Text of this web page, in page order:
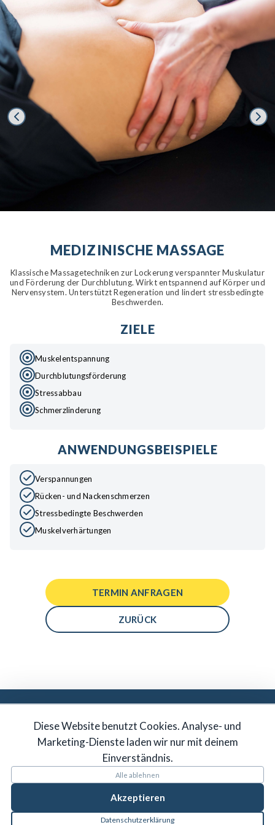
MEDIZINISCHE MASSAGE
Klassische Massagetechniken zur Lockerung verspannter Muskulatur
und Förderung der Durchblutung. Wirkt entspannend auf Körper und
Nervensystem. Unterstützt Regeneration und lindert stressbedingte
Beschwerden.
ZIELE
Muskelentspannung
Durchblutungsförderung
Stressabbau
Schmerzlinderung
ANWENDUNGSBEISPIELE
Verspannungen
Rücken- und Nackenschmerzen
Stressbedingte Beschwerden
Muskelverhärtungen
TERMIN ANFRAGEN
ZURÜCK
JETZT BEWERBEN
Diese Website benutzt Cookies. Analyse- und
Marketing-Dienste laden wir nur mit deinem
Einverständnis.
Alle ablehnen
Akzeptieren
Datenschutzerklärung